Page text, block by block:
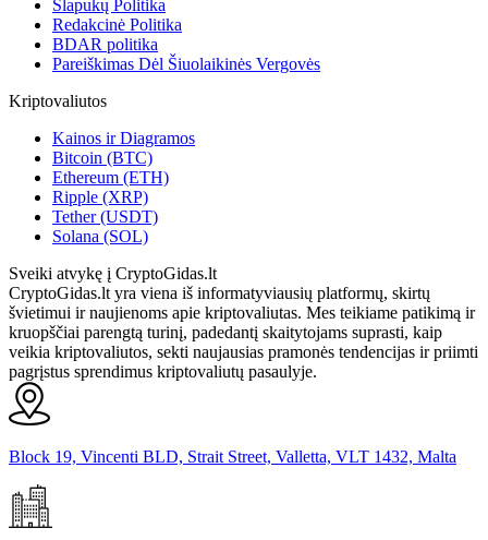
Slapukų Politika
Redakcinė Politika
BDAR politika
Pareiškimas Dėl Šiuolaikinės Vergovės
Kriptovaliutos
Kainos ir Diagramos
Bitcoin (BTC)
Ethereum (ETH)
Ripple (XRP)
Tether (USDT)
Solana (SOL)
Sveiki atvykę į CryptoGidas.lt
CryptoGidas.lt yra viena iš informatyviausių platformų, skirtų
švietimui ir naujienoms apie kriptovaliutas. Mes teikiame patikimą ir
kruopščiai parengtą turinį, padedantį skaitytojams suprasti, kaip
veikia kriptovaliutos, sekti naujausias pramonės tendencijas ir priimti
pagrįstus sprendimus kriptovaliutų pasaulyje.
Block 19, Vincenti BLD, Strait Street, Valletta, VLT 1432, Malta